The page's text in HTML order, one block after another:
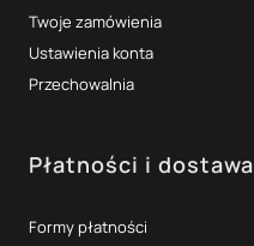
Twoje zamówienia
Ustawienia konta
Przechowalnia
Płatności i dostawa
Formy płatności